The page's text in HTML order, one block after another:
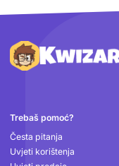
Podnožje
Trebaš pomoć?
Česta pitanja
Uvjeti korištenja